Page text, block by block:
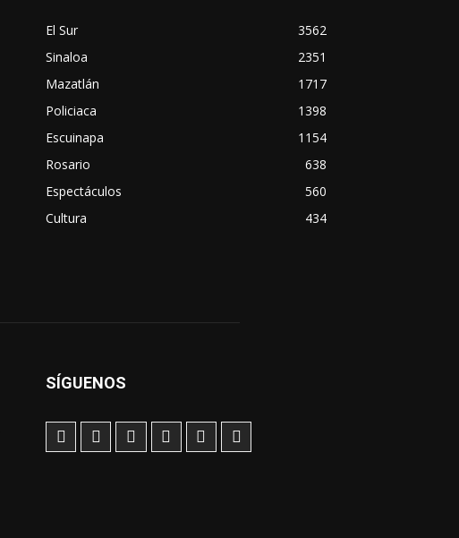
El Sur
3562
Sinaloa
2351
Mazatlán
1717
Policiaca
1398
Escuinapa
1154
Rosario
638
Espectáculos
560
Cultura
434
SÍGUENOS